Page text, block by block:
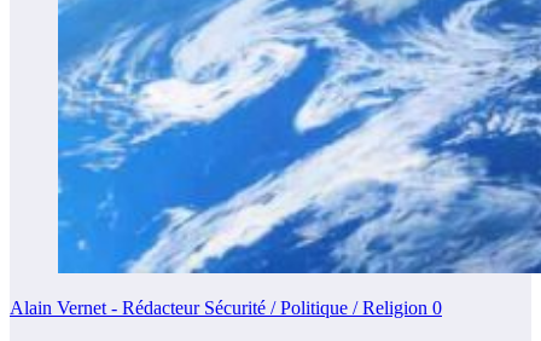
Alain Vernet - Rédacteur Sécurité / Politique / Religion 0